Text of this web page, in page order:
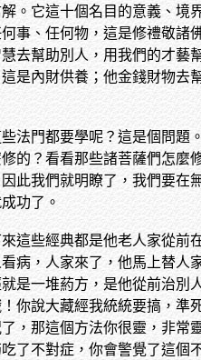
。它這十個名目的意義、
事、任何物，這是修禮敬
去幫助別人，用我們的才
是內財供養；他金錢財物
法門都要學呢？這是個問
的？看看那些諸菩薩們怎
此我們就明瞭了，我們要
功了。
這些經典都是他老人家從
病，人家來了，他馬上替
是一堆葯方，是他從前治
你說大藏經我統統要搞，
，那這個方法你很靈，非
了不對症，你會警覺了這